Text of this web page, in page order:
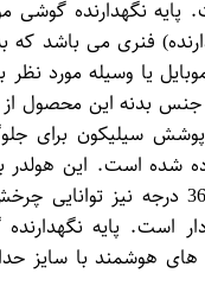
فنری می باشد
یا وسیله مورد نظر
جنس بدنه این محصول از
سیلیکون برای
شده است. این هولدر
مناسب به صورت 360 درجه نیز
است. پایه